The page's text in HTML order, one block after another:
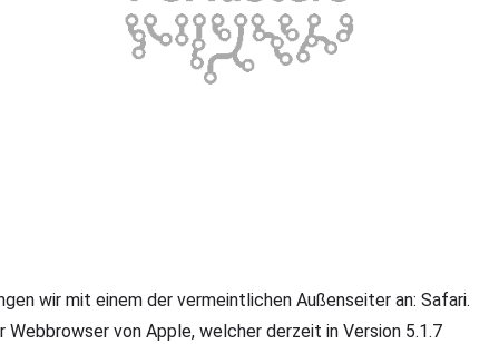
wir mit einem der vermeintlichen Außenseiter an: Safari.
Webbrowser von Apple, welcher derzeit in Version 5.1.7